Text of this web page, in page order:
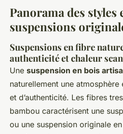
Panorama des
suspensions
Suspensions en fibre
authenticité et chaleur
Une suspension en bois
naturellement une
et d’authenticité. Les fibres
bambou caractérisent une
ou une suspension originale